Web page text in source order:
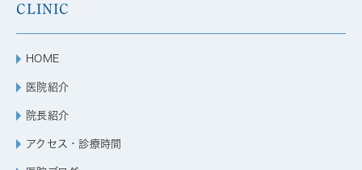
CLINIC
HOME
医院紹介
院長紹介
アクセス・診療時間